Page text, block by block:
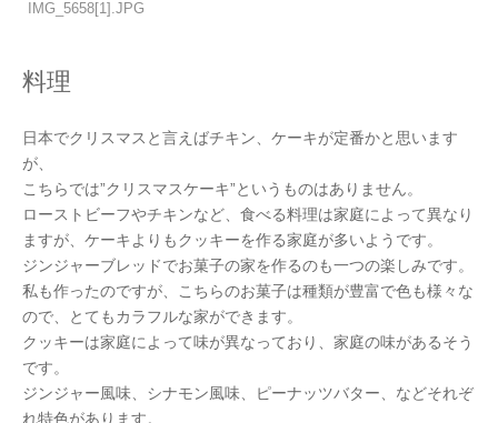
IMG_5658[1].JPG
料理
日本でクリスマスと言えばチキン、ケーキが定番かと思います
が、
こちらでは”クリスマスケーキ”というものはありません。
ローストビーフやチキンなど、食べる料理は家庭によって異なり
ますが、ケーキよりもクッキーを作る家庭が多いようです。
ジンジャーブレッドでお菓子の家を作るのも一つの楽しみです。
私も作ったのですが、こちらのお菓子は種類が豊富で色も様々な
ので、とてもカラフルな家ができます。
クッキーは家庭によって味が異なっており、家庭の味があるそう
です。
ジンジャー風味、シナモン風味、ピーナッツバター、などそれぞ
れ特色があります。